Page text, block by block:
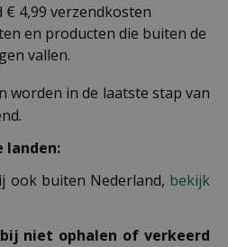
€ 4,99 verzendkosten
en producten die buiten de
vallen.
worden in de laatste stap van
landen:
ook buiten Nederland, bekijk
niet ophalen of verkeerd